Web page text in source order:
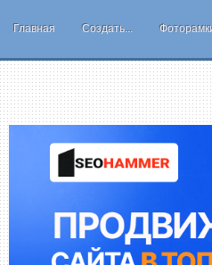
Главная Создать...